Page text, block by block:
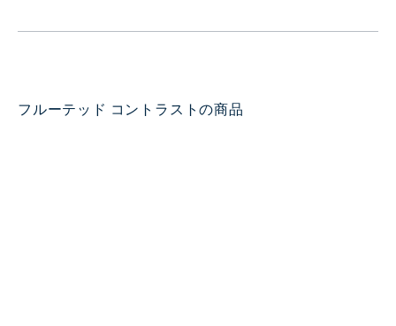
フルーテッド コントラストの商品